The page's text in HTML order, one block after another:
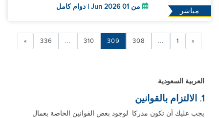
مباشر
من 01 Jun 2026 | دوام كامل
«
1
...
308
309
310
...
336
»
العربية السعودية
1. الالتزام بالقوانين
يجب عليك أن تكون مدركا لوجود بعض القوانين الخاصة بعمال